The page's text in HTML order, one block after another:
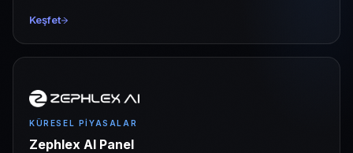
Keşfet
KÜRESEL PIYASALAR
Zephlex AI Panel